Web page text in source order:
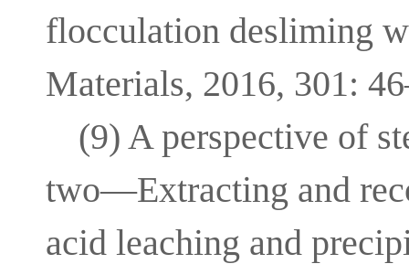
flocculation desliming
Materials, 2016, 301:
(9) A perspective of
two—Extracting and
acid leaching and